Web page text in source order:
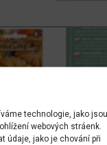
technologie, jako jsou
webových stráenk.
údaje, jako je chování při